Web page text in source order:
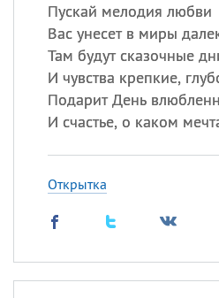
Пускай мелодия любви
Вас унесет в миры
Там будут сказочные
И чувства крепкие,
Подарит День
И счастье, о каком
Открытка